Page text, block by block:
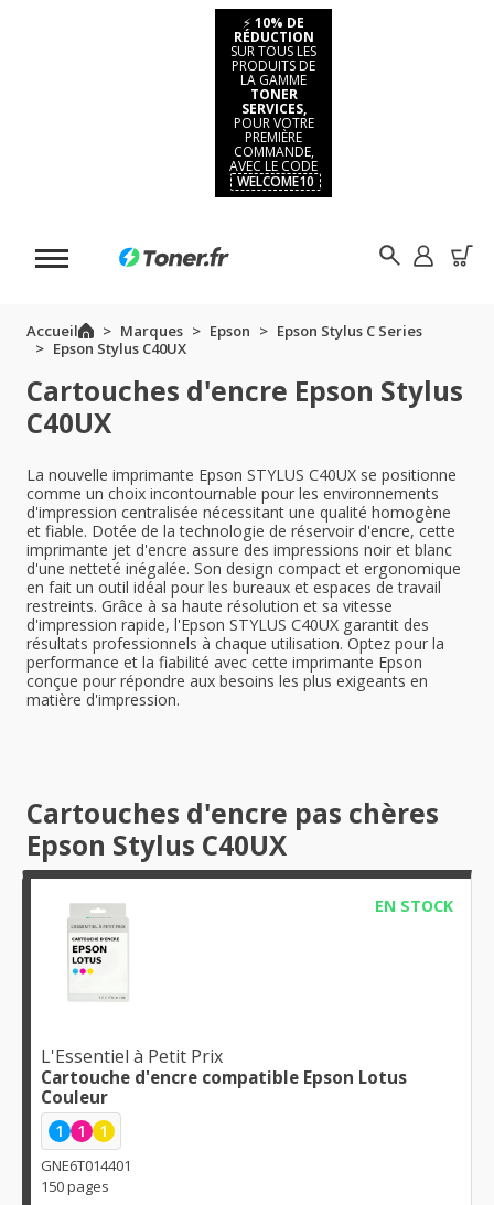
⚡ 10% DE
RÉDUCTION
SUR TOUS LES
PRODUITS DE
LA GAMME
TONER
SERVICES,
POUR VOTRE
PREMIÈRE
COMMANDE,
AVEC LE CODE
WELCOME10
Accueil Marques Epson
Epson Stylus C Series
Epson Stylus C40UX
Cartouches d'encre Epson Stylus
C40UX
La nouvelle imprimante Epson STYLUS C40UX se positionne
comme un choix incontournable pour les environnements
d'impression centralisée nécessitant une qualité homogène
et fiable. Dotée de la technologie de réservoir d'encre, cette
imprimante jet d'encre assure des impressions noir et blanc
d'une netteté inégalée. Son design compact et ergonomique
en fait un outil idéal pour les bureaux et espaces de travail
restreints. Grâce à sa haute résolution et sa vitesse
d'impression rapide, l'Epson STYLUS C40UX garantit des
résultats professionnels à chaque utilisation. Optez pour la
performance et la fiabilité avec cette imprimante Epson
conçue pour répondre aux besoins les plus exigeants en
matière d'impression.
Cartouches d'encre pas chères
Epson Stylus C40UX
EN STOCK
L'Essentiel à Petit Prix
Cartouche d'encre compatible Epson Lotus
Couleur
1 1 1
GNE6T014401
150 pages